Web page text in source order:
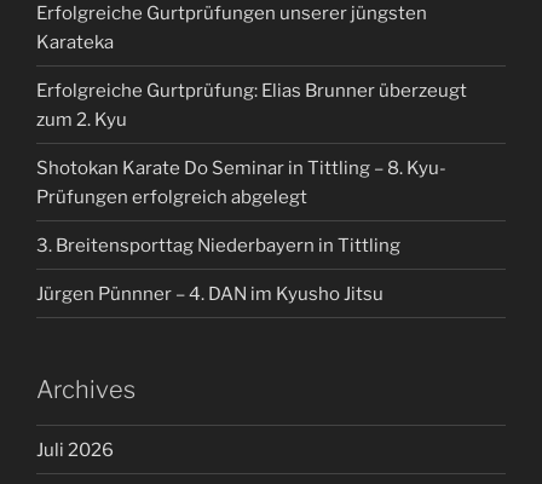
Erfolgreiche Gurtprüfungen unserer jüngsten
Karateka
Erfolgreiche Gurtprüfung: Elias Brunner überzeugt
zum 2. Kyu
Shotokan Karate Do Seminar in Tittling – 8. Kyu-
Prüfungen erfolgreich abgelegt
3. Breitensporttag Niederbayern in Tittling
Jürgen Pünnner – 4. DAN im Kyusho Jitsu
Archives
Juli 2026